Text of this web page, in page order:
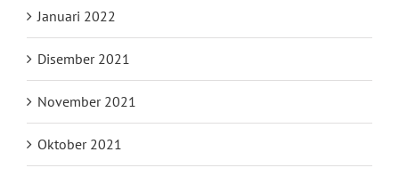
Januari 2022
Disember 2021
November 2021
Oktober 2021